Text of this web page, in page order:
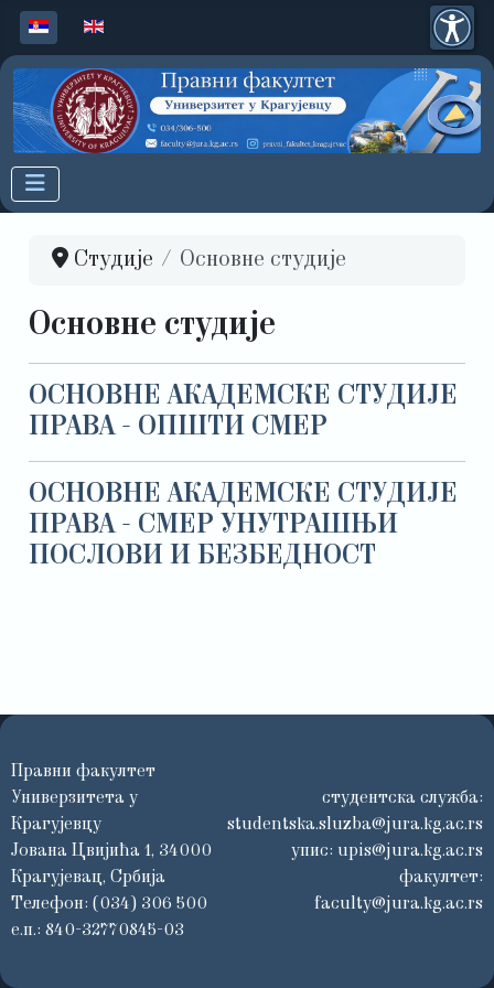
Изаберите ваш језик
Студије Основне студије
Основне студије
ОСНОВНЕ АКАДЕМСКЕ СТУДИЈЕ
ПРАВА - ОПШТИ СМЕР
ОСНОВНЕ АКАДЕМСКЕ СТУДИЈЕ
ПРАВА - СМЕР УНУТРАШЊИ
ПОСЛОВИ И БЕЗБЕДНОСТ
Правни факултет
Универзитета у
Крагујевцу
Јована Цвијића 1, 34000
Крагујевац, Србија
Телефон: (034) 306 500
е.п.: 840-32770845-03
студентска служба:
studentska.sluzba@jura.kg.ac.rs
упис: upis@jura.kg.ac.rs
факултет:
faculty@jura.kg.ac.rs